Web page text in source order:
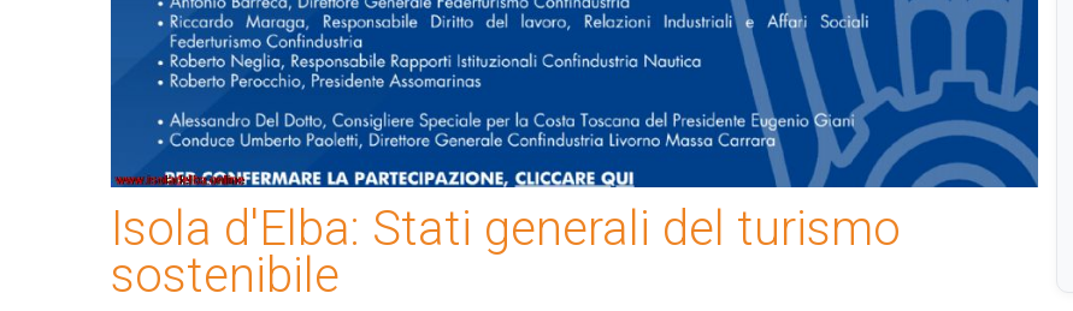
Isola d'Elba: Stati generali del turismo
sostenibile